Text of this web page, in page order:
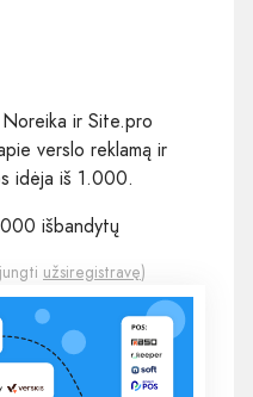
ir Site.pro
verslo reklamą ir
idėja iš 1.000.
išbandytų
užsiregistravę)